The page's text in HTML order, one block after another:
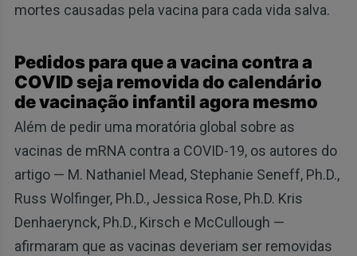
mortes causadas pela vacina para cada vida salva.
Pedidos para que a vacina contra a
COVID seja removida do calendário
de vacinação infantil agora mesmo
Além de pedir uma moratória global sobre as
vacinas de mRNA contra a COVID-19, os autores do
artigo — M. Nathaniel Mead, Stephanie Seneff, Ph.D.,
Russ Wolfinger, Ph.D., Jessica Rose, Ph.D. Kris
Denhaerynck, Ph.D., Kirsch e McCullough —
afirmaram que as vacinas deveriam ser removidas